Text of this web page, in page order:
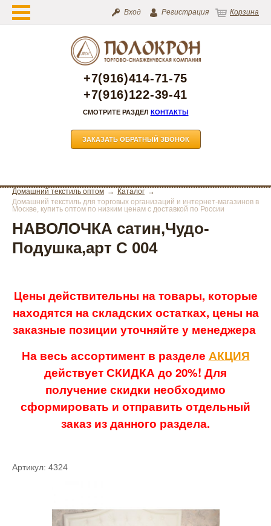
Вход Регистрация Корзина
+7(916)414-71-75
+7(916)122-39-41
СМОТРИТЕ РАЗДЕЛ КОНТАКТЫ
ЗАКАЗАТЬ ОБРАТНЫЙ ЗВОНОК
Домашний текстиль оптом
Каталог
Домашний текстиль для торговых организаций и интернет-магазинов в
Москве, купить оптом по низким ценам с доставкой по России
НАВОЛОЧКА сатин,Чудо-
Подушка,арт С 004
Цены действительны на товары, которые
находятся на складских остатках, цены на
заказные позиции уточняйте у менеджера
На весь ассортимент в разделе АКЦИЯ
действует СКИДКА до 20%! Для
получение скидки необходимо
сформировать и отправить отдельный
заказ из данного раздела.
Артикул: 4324